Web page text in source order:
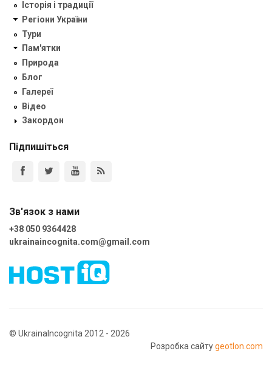
Історія і традиції
Регіони України
Тури
Пам'ятки
Природа
Блог
Галереї
Відео
Закордон
Підпишіться
Зв'язок з нами
+38 050 9364428
ukrainaincognita.com@gmail.com
© UkrainaIncognita 2012 - 2026
Розробка сайтуgeotlon.com